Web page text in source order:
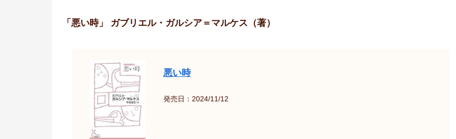
「悪い時」 ガブリエル・ガルシア＝マルケス（著）
悪い時
発売日：2024/11/12